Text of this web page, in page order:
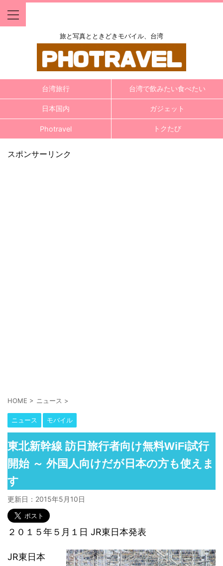
旅と写真とときどきモバイル、台湾
台湾旅行 台湾で飲みたい食べたい
日本国内 ガジェット
Photravel トクたび
スポンサーリンク
HOME > ニュース >
ニュース モバイル
東北新幹線 訪日旅行者向け無料WiFi試行
開始 ～ 外国人向けだが日本の方も使えま
す
更新日： 2015年5月10日
２０１５年５月１日 JR東日本発表
JR東日本